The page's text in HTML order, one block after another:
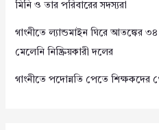
মিনি ও তার পরিবারের সদস্যরা
গাংনীতে ল্যান্ডমাইন ঘিরে আতঙ্কের
মেলেনি নিষ্ক্রিয়কারী দলের
গাংনীতে পদোন্নতি পেতে শিক্ষকদের